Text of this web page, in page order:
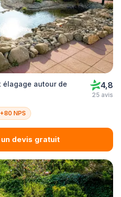
élagage autour de
4,8
25 avis
+80 NPS
devis gratuit